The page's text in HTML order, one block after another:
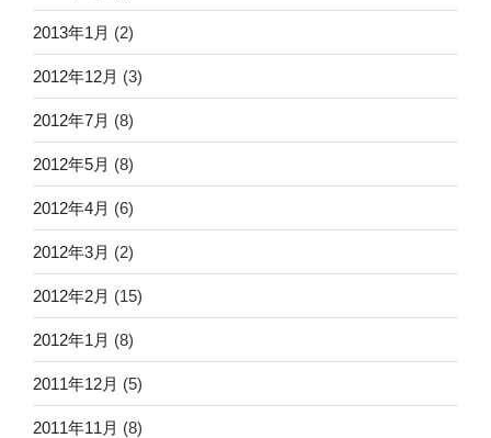
2013年1月 (2)
2012年12月 (3)
2012年7月 (8)
2012年5月 (8)
2012年4月 (6)
2012年3月 (2)
2012年2月 (15)
2012年1月 (8)
2011年12月 (5)
2011年11月 (8)